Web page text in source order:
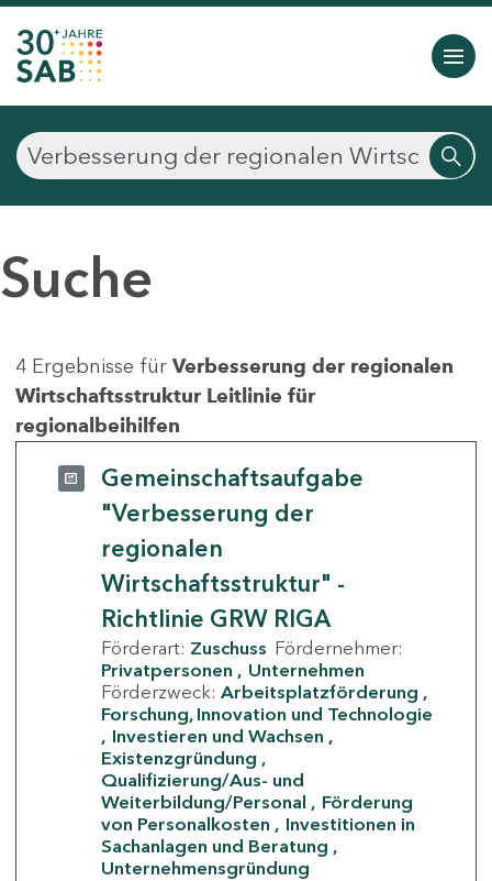
Suche
4 Ergebnisse für Verbesserung der regionalen
Wirtschaftsstruktur Leitlinie für
regionalbeihilfen
Gemeinschaftsaufgabe
"Verbesserung der
regionalen
Wirtschaftsstruktur" -
Richtlinie GRW RIGA
Förderart: Zuschuss Fördernehmer:
Privatpersonen
Unternehmen
Förderzweck: Arbeitsplatzförderung
Forschung, Innovation und Technologie
Investieren und Wachsen
Existenzgründung
Qualifizierung/Aus- und
Weiterbildung/Personal
Förderung
von Personalkosten
Investitionen in
Sachanlagen und Beratung
Unternehmensgründung